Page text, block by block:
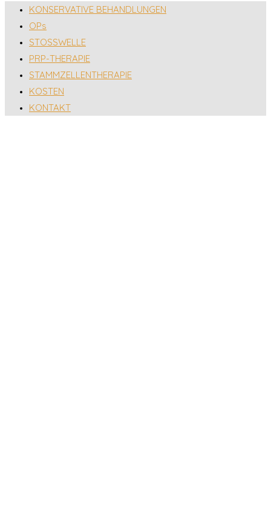
KONSERVATIVE BEHANDLUNGEN
OPs
STOSSWELLE
PRP-THERAPIE
STAMMZELLENTHERAPIE
KOSTEN
KONTAKT